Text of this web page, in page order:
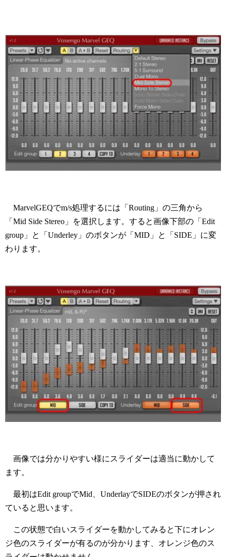
MarvelGEQでm/s処理するには「Routing」の三角から
「Mid Side Stereo」を選択します。すると画像下部の「Edit
group」と「Underley」のボタンが「MID」と「SIDE」に変
わります。
画像では分かりやすい様にスライダーは適当に動かして
ます。
最初はEdit groupでMid、UnderlayでSIDEのボタンが押され
ていると思います。
この状態で白いスライダーを動かしてみると下にオレン
ジ色のスライダーが有るのが分かります、オレンジ色のス